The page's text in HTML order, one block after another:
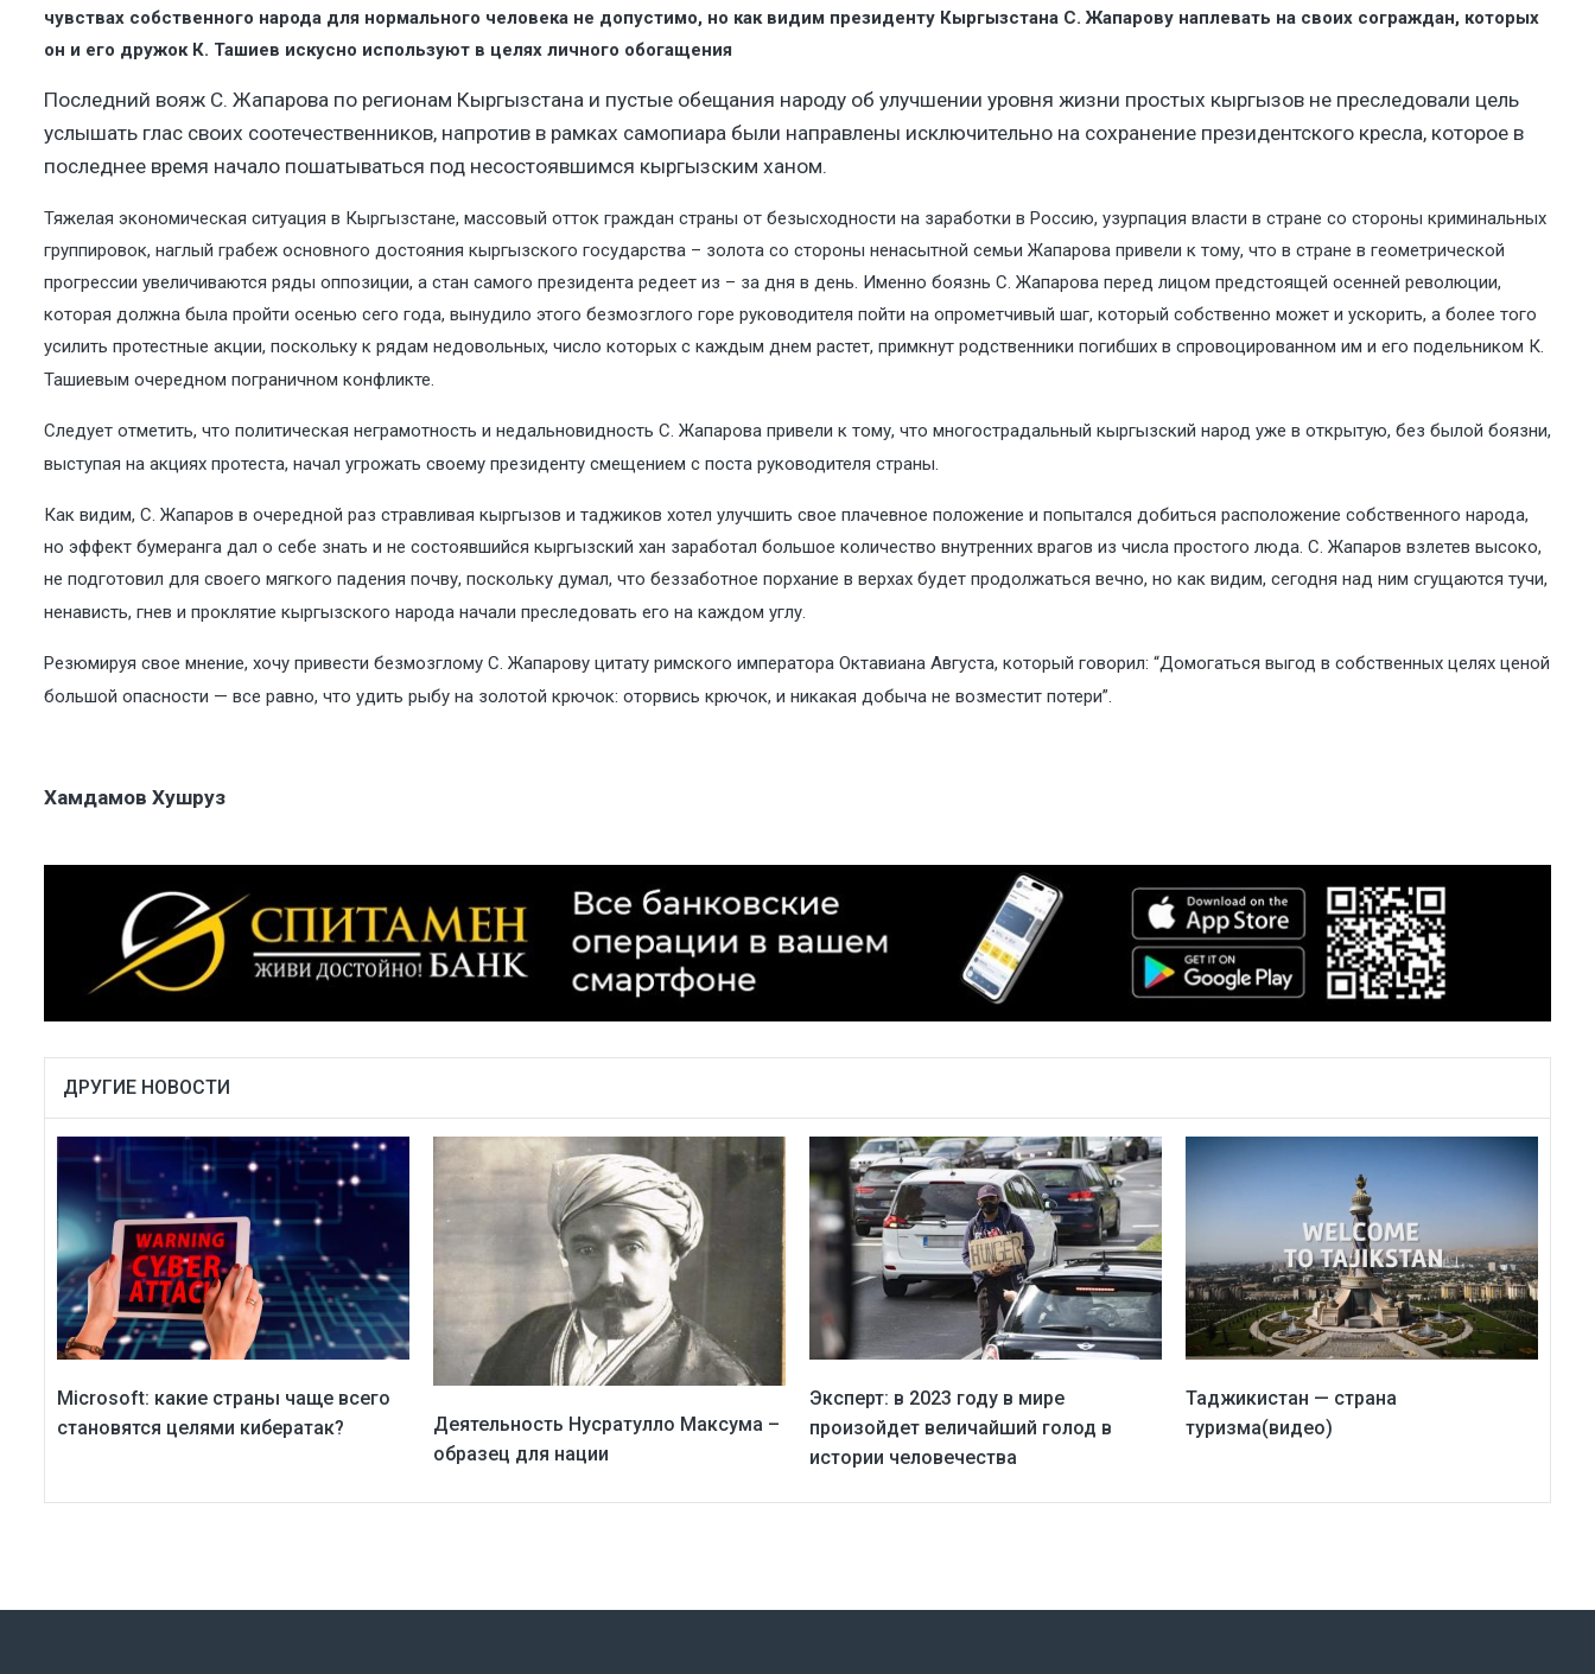
чувствах собственного народа для нормального человека не допустимо, но как видим президенту Кыргызстана С. Жапарову наплевать на своих сограждан, которых
он и его дружок К. Ташиев искусно используют в целях личного обогащения
Последний вояж С. Жапарова по регионам Кыргызстана и пустые обещания народу об улучшении уровня жизни простых кыргызов не преследовали цель
услышать глас своих соотечественников, напротив в рамках самопиара были направлены исключительно на сохранение президентского кресла, которое в
последнее время начало пошатываться под несостоявшимся кыргызским ханом.
Тяжелая экономическая ситуация в Кыргызстане, массовый отток граждан страны от безысходности на заработки в Россию, узурпация власти в стране со стороны криминальных
группировок, наглый грабеж основного достояния кыргызского государства – золота со стороны ненасытной семьи Жапарова привели к тому, что в стране в геометрической
прогрессии увеличиваются ряды оппозиции, а стан самого президента редеет из – за дня в день. Именно боязнь С. Жапарова перед лицом предстоящей осенней революции,
которая должна была пройти осенью сего года, вынудило этого безмозглого горе руководителя пойти на опрометчивый шаг, который собственно может и ускорить, а более того
усилить протестные акции, поскольку к рядам недовольных, число которых с каждым днем растет, примкнут родственники погибших в спровоцированном им и его подельником К.
Ташиевым очередном пограничном конфликте.
Следует отметить, что политическая неграмотность и недальновидность С. Жапарова привели к тому, что многострадальный кыргызский народ уже в открытую, без былой боязни,
выступая на акциях протеста, начал угрожать своему президенту смещением с поста руководителя страны.
Как видим, С. Жапаров в очередной раз стравливая кыргызов и таджиков хотел улучшить свое плачевное положение и попытался добиться расположение собственного народа,
но эффект бумеранга дал о себе знать и не состоявшийся кыргызский хан заработал большое количество внутренних врагов из числа простого люда. С. Жапаров взлетев высоко,
не подготовил для своего мягкого падения почву, поскольку думал, что беззаботное порхание в верхах будет продолжаться вечно, но как видим, сегодня над ним сгущаются тучи,
ненависть, гнев и проклятие кыргызского народа начали преследовать его на каждом углу.
Резюмируя свое мнение, хочу привести безмозглому С. Жапарову цитату римского императора Октавиана Августа, который говорил: “Домогаться выгод в собственных целях ценой
большой опасности — все равно, что удить рыбу на золотой крючок: оторвись крючок, и никакая добыча не возместит потери”.
Хамдамов Хушруз
ДРУГИЕ НОВОСТИ
Microsoft: какие страны чаще всего
становятся целями кибератак?
Деятельность Нусратулло Максума –
образец для нации
Эксперт: в 2023 году в мире
произойдет величайший голод в
истории человечества
Таджикистан — страна
туризма(видео)